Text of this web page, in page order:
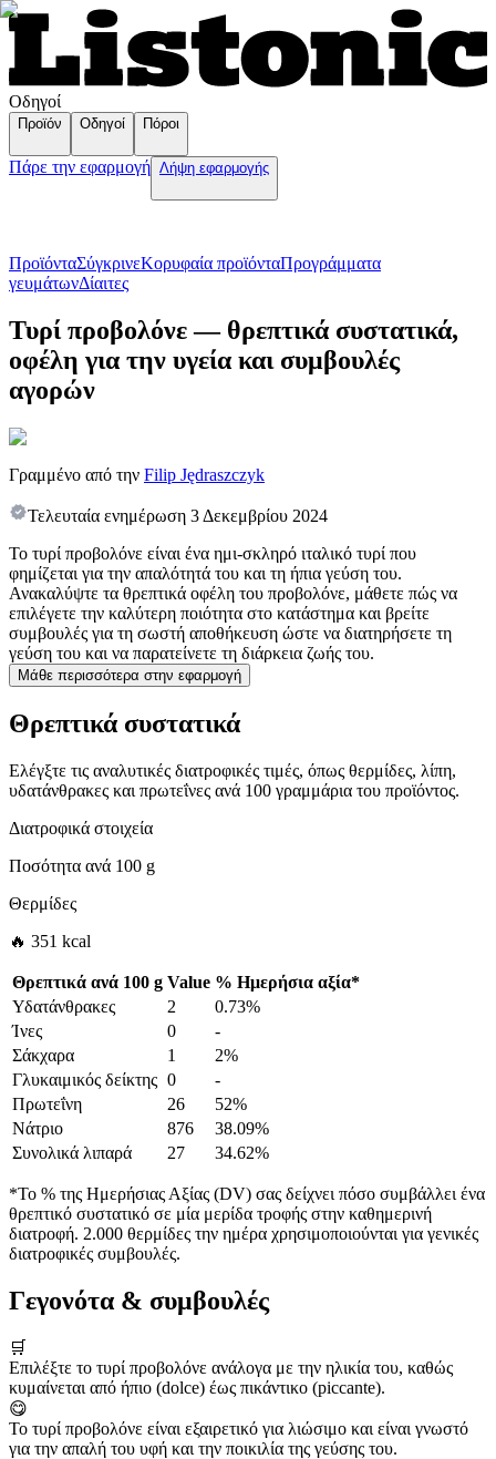
Οδηγοί
Προϊόν Οδηγοί Πόροι
Πάρε την εφαρμογή Λήψη εφαρμογής
ΠροϊόνταΣύγκρινεΚορυφαία προϊόνταПρογράμματα
γευμάτωνΔίαιτες
Τυρί προβολόνε — θρεπτικά συστατικά,
οφέλη για την υγεία και συμβουλές
αγορών
Γραμμένο από την Filip Jędraszczyk
Τελευταία ενημέρωση 3 Δεκεμβρίου 2024
Το τυρί προβολόνε είναι ένα ημι-σκληρό ιταλικό τυρί που
φημίζεται για την απαλότητά του και τη ήπια γεύση του.
Ανακαλύψτε τα θρεπτικά οφέλη του προβολόνε, μάθετε πώς να
επιλέγετε την καλύτερη ποιότητα στο κατάστημα και βρείτε
συμβουλές για τη σωστή αποθήκευση ώστε να διατηρήσετε τη
γεύση του και να παρατείνετε τη διάρκεια ζωής του.
Μάθε περισσότερα στην εφαρμογή
Θρεπτικά συστατικά
Ελέγξτε τις αναλυτικές διατροφικές τιμές, όπως θερμίδες, λίπη,
υδατάνθρακες και πρωτεΐνες ανά 100 γραμμάρια του προϊόντος.
Διατροφικά στοιχεία
Ποσότητα ανά 100 g
Θερμίδες
🔥 351 kcal
Θρεπτικά ανά 100 g Value % Ημερήσια αξία*
Υδατάνθρακες
2
0.73%
Ίνες
0
-
Σάκχαρα
1
2%
Γλυκαιμικός δείκτης 0
-
Πρωτεΐνη
26
52%
Νάτριο
876
38.09%
Συνολικά λιπαρά
27 34.62%
*Το % της Ημερήσιας Αξίας (DV) σας δείχνει πόσο συμβάλλει ένα
θρεπτικό συστατικό σε μία μερίδα τροφής στην καθημερινή
διατροφή. 2.000 θερμίδες την ημέρα χρησιμοποιούνται για γενικές
διατροφικές συμβουλές.
Γεγονότα & συμβουλές
🛒
Επιλέξτε το τυρί προβολόνε ανάλογα με την ηλικία του, καθώς
κυμαίνεται από ήπιο (dolce) έως πικάντικο (piccante).
😋
Το τυρί προβολόνε είναι εξαιρετικό για λιώσιμο και είναι γνωστό
για την απαλή του υφή και την ποικιλία της γεύσης του.